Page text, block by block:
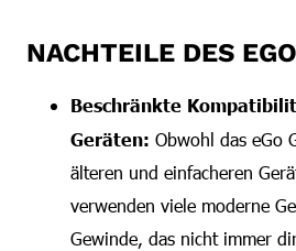
NACHTEILE DES
Beschränkte
Geräten: Obwohl das eGo
älteren und einfacheren
verwenden viele moderne
Gewinde, das nicht immer